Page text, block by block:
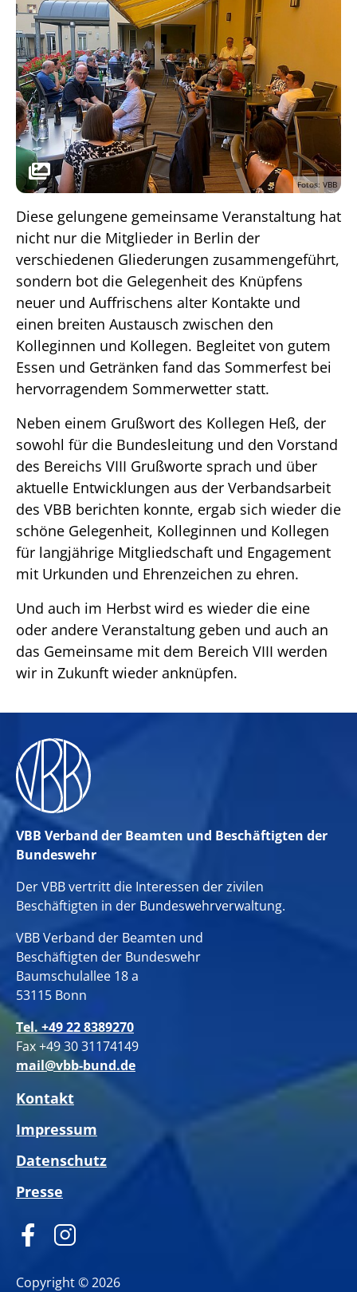
Fotos: VBB
Diese gelungene gemeinsame Veranstaltung hat
nicht nur die Mitglieder in Berlin der
verschiedenen Gliederungen zusammengeführt,
sondern bot die Gelegenheit des Knüpfens
neuer und Auffrischens alter Kontakte und
einen breiten Austausch zwischen den
Kolleginnen und Kollegen. Begleitet von gutem
Essen und Getränken fand das Sommerfest bei
hervorragendem Sommerwetter statt.
Neben einem Grußwort des Kollegen Heß, der
sowohl für die Bundesleitung und den Vorstand
des Bereichs VIII Grußworte sprach und über
aktuelle Entwicklungen aus der Verbandsarbeit
des VBB berichten konnte, ergab sich wieder die
schöne Gelegenheit, Kolleginnen und Kollegen
für langjährige Mitgliedschaft und Engagement
mit Urkunden und Ehrenzeichen zu ehren.
Und auch im Herbst wird es wieder die eine
oder andere Veranstaltung geben und auch an
das Gemeinsame mit dem Bereich VIII werden
wir in Zukunft wieder anknüpfen.
VBB Verband der Beamten und Beschäftigten der
Bundeswehr
Der VBB vertritt die Interessen der zivilen
Beschäftigten in der Bundeswehrverwaltung.
VBB Verband der Beamten und
Beschäftigten der Bundeswehr
Baumschulallee 18 a
53115 Bonn
Tel. +49 22 8389270
Fax +49 30 31174149
mail@vbb-bund.de
Kontakt
Impressum
Datenschutz
Presse
Copyright © 2026